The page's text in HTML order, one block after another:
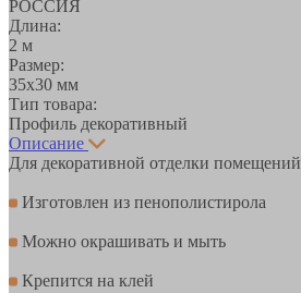
РОССИЯ
Длина:
2 м
Размер:
35х30 мм
Тип товара:
Профиль декоративный
Описание
Для декоративной отделки помещений
Изготовлен из пенополистирола
Можно окрашивать и мыть
Крепится на клей